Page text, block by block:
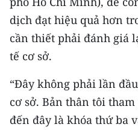
CHƯƠNG TRÌNH OCOP -
MỘT SẢN PHẨM
RADIO
MEDIA CENTER
E-Magazine
dịch đạt hiệu quả hơn
cần thiết phải đánh giá
tế cơ sở.
“Đây không phải lần
cơ sở. Bản thân tôi
đến đây là khóa thứ ba